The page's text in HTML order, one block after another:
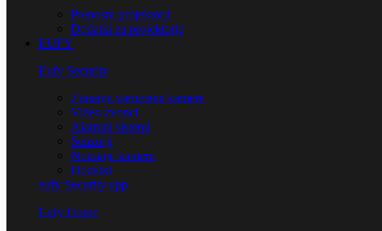
Prenosni projektorji
Dodatki za projektorje
EUFY
Eufy Security
Zunanje varnostne kamere
Video zvonci
Alarmni sistemi
Senzorji
Notranje kamere
Dodatki
eufy Security app
Eufy Home